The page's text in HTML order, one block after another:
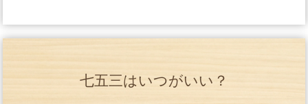
七五三はいつがいい？